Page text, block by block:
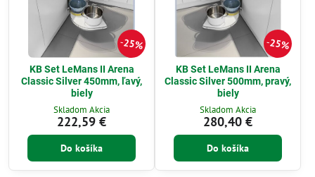
25%
KB Set LeMans II Arena
Classic Silver 450mm, ľavý,
biely
Skladom Akcia
222,59 €
Do košíka
25%
KB Set LeMans II Arena
Classic Silver 500mm, pravý,
biely
Skladom Akcia
280,40 €
Do košíka